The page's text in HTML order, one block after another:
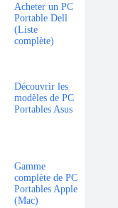
Acheter un PC
Portable Dell
(Liste
complète)
Découvrir les
modèles de PC
Portables Asus
Gamme
complète de PC
Portables Apple
(Mac)